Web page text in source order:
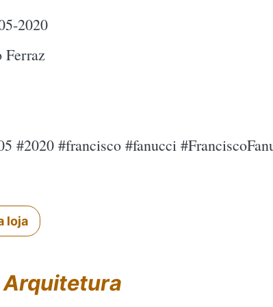
2020
#2020 #francisco #fanucci
loja
Arquitetura